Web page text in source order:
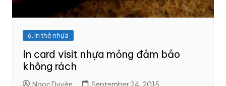
6. In thẻ nhựa
In card visit nhựa mỏng đảm bảo
không rách
Ngọc Duyên September 24, 2015